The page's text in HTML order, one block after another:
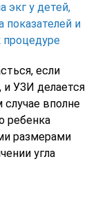
экг у детей,
и
процедуре
если
и УЗИ делается
вполне
ребенка
размерами
угла